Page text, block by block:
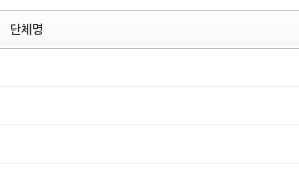
단체명